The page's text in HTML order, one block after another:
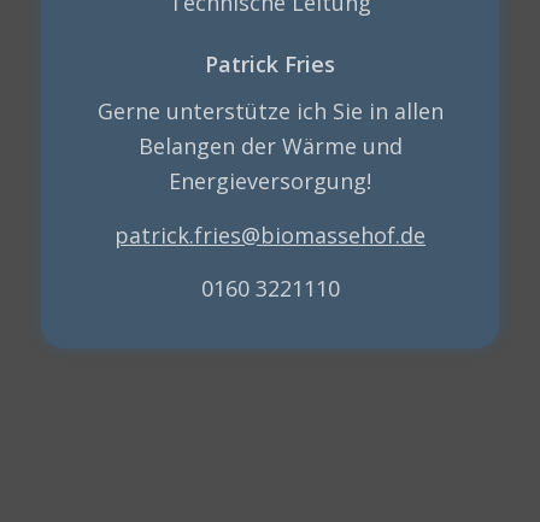
Patrick Fries
Gerne unterstütze ich Sie in allen
Belangen der Wärme und
Energieversorgung!
patrick.fries@biomassehof.de
0160 3221110